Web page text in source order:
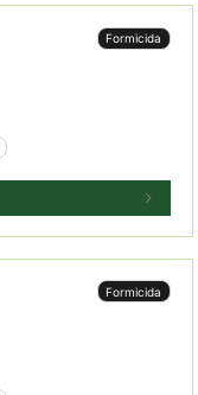
Formicida
Formicida